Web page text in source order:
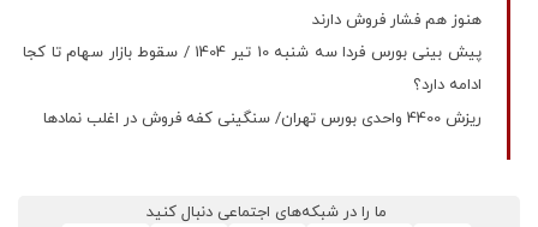
هنوز هم فشار فروش دارند
پیش بینی بورس فردا سه شنبه 10 تیر 1404 / سقوط بازار سهام تا کجا
ادامه دارد؟
ریزش 4400 واحدی بورس تهران/ سنگینی کفه فروش در اغلب نمادها
ما را در شبکه‌های اجتماعی دنبال کنید